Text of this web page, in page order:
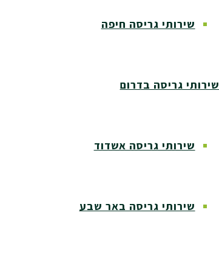
שירותי גריסה חיפה
שירותי גריסה בדרום
שירותי גריסה אשדוד
שירותי גריסה באר שבע